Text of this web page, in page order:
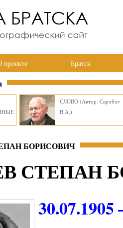
проекте Братск
СЛОВО (Автор: Скробот
В.А.)
БОРИСОВИЧ
СТЕПАН